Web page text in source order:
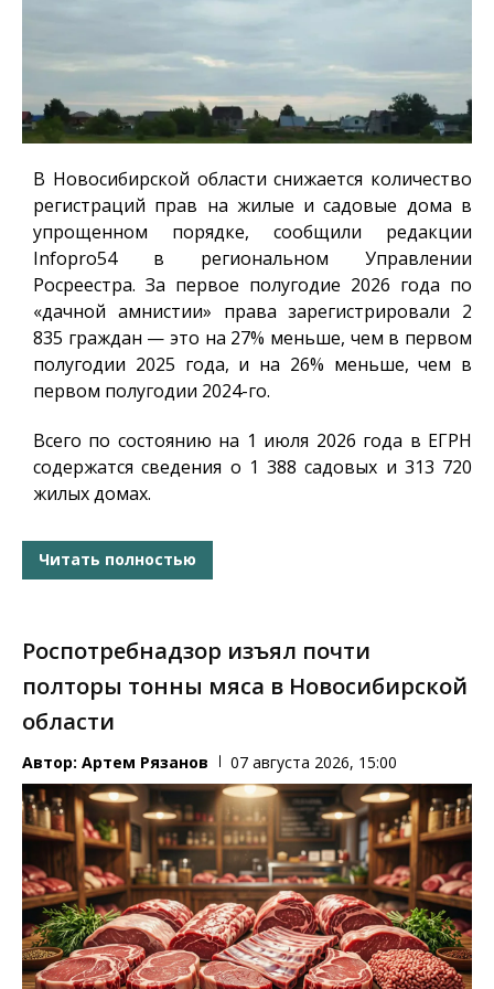
В Новосибирской области снижается количество
регистраций прав на жилые и садовые дома в
упрощенном порядке, сообщили редакции
Infopro54в региональном Управлении
Росреестра. За первое полугодие 2026 года по
«дачной амнистии» права зарегистрировали 2
835 граждан — это на 27% меньше, чем в первом
полугодии 2025 года, и на 26% меньше, чем в
первом полугодии 2024-го.
Всего по состоянию на 1 июля 2026 года в ЕГРН
содержатся сведения о 1 388 садовых и 313 720
жилых домах.
Читать полностью
Роспотребнадзор изъял почти
полторы тонны мяса в Новосибирской
области
Автор: Артем Рязанов 07 августа 2026, 15:00